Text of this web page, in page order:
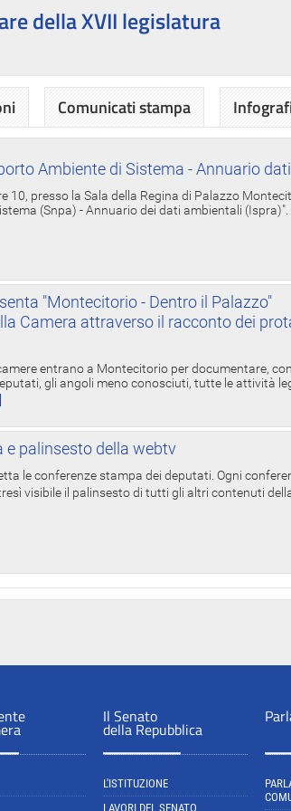
della XVII legislatura
Ambiente di Sistema - Annuario
10, presso la Sala della Regina di Palazzo
(Snpa) - Annuario dei dati ambientali
"Montecitorio - Dentro il Palazzo"
Camera attraverso il racconto dei
entrano a Montecitorio per documentare,
gli angoli meno conosciuti, tutte le attività
e palinsesto della webtv
le conferenze stampa dei deputati. Ogni
visibile il palinsesto di tutti gli altri contenuti
Comunicati stampa
Il Senato
della Repubblica
L'ISTITUZIONE
LAVORI DEL SENATO